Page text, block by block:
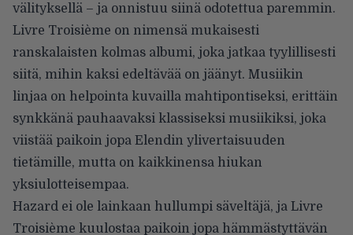
välityksellä – ja onnistuu siinä odotettua paremmin.
Livre Troisième on nimensä mukaisesti
ranskalaisten kolmas albumi, joka jatkaa tyylillisesti
siitä, mihin kaksi edeltävää on jäänyt. Musiikin
linjaa on helpointa kuvailla mahtipontiseksi, erittäin
synkkänä pauhaavaksi klassiseksi musiikiksi, joka
viistää paikoin jopa Elendin ylivertaisuuden
tietämille, mutta on kaikkinensa hiukan
yksiulotteisempaa.
Hazard ei ole lainkaan hullumpi säveltäjä, ja Livre
Troisième kuulostaa paikoin jopa hämmästyttävän